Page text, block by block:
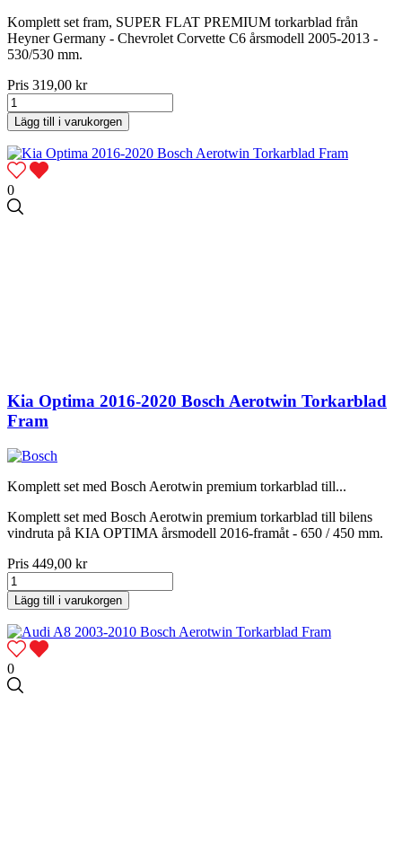
Komplett set fram, SUPER FLAT PREMIUM torkarblad från
Heyner Germany - Chevrolet Corvette C6 årsmodell 2005-2013 -
530/530 mm.
Pris 319,00 kr
Lägg till i varukorgen
0
Kia Optima 2016-2020 Bosch Aerotwin Torkarblad
Fram
Komplett set med Bosch Aerotwin premium torkarblad till...
Komplett set med Bosch Aerotwin premium torkarblad till bilens
vindruta på KIA OPTIMA årsmodell 2016-framåt - 650 / 450 mm.
Pris 449,00 kr
Lägg till i varukorgen
0